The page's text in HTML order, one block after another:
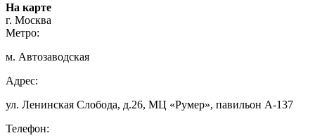
На карте
г. Москва
Метро:
м. Автозаводская
Адрес:
ул. Ленинская Слобода, д.26, МЦ «Румер», павильон А-137
Телефон: